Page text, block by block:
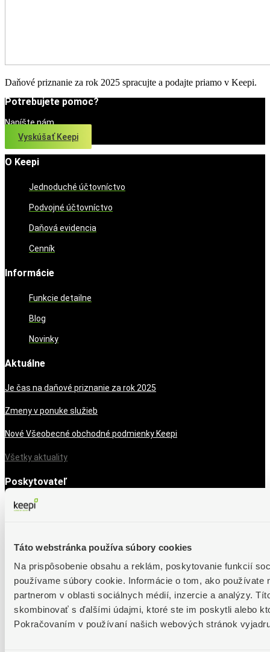
Táto webstránka používa súbory cookies
Na prispôsobenie obsahu a reklám, poskytovanie funkcií
používame súbory cookie. Informácie o tom, ako používate
partnerom v oblasti sociálnych médií, inzercie a analýzy.
skombinovať s ďalšími údajmi, ktoré ste im poskytli alebo
Pokračovaním v používaní našich webových stránok
Daňové priznanie za rok 2025 spracujte a podajte priamo v Keepi.
Potrebujete pomoc?
Napíšte nám
Vyskúšať Keepi
O Keepi
Jednoduché účtovníctvo
Podvojné účtovníctvo
Daňová evidencia
Cenník
Informácie
Funkcie detailne
Blog
Novinky
Aktuálne
Je čas na daňové priznanie za rok 2025
Zmeny v ponuke služieb
Nové Všeobecné obchodné podmienky Keepi
Všetky aktuality
Poskytovateľ
SOFTIP, a. s.
Ochrana osobných údajov
Poverenie spracovávania OÚ
Prihláste sa k odberu noviniek